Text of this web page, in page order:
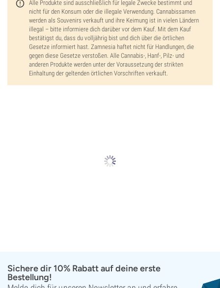
Alle Produkte sind ausschließlich für legale Zwecke bestimmt und
nicht für den Konsum oder die illegale Verwendung. Cannabissamen
werden als Souvenirs verkauft und ihre Keimung ist in vielen Ländern
illegal – bitte informiere dich darüber vor dem Kauf. Mit dem Kauf
bestätigst du, dass du volljährig bist und dich über die örtlichen
Gesetze informiert hast. Zamnesia haftet nicht für Handlungen, die
gegen diese Gesetze verstoßen. Alle Cannabis-, Hanf-, Pilz- und
anderen Produkte werden unter der Voraussetzung der strikten
Einhaltung der geltenden örtlichen Vorschriften verkauft.
Sichere dir 10% Rabatt auf deine erste
Bestellung!